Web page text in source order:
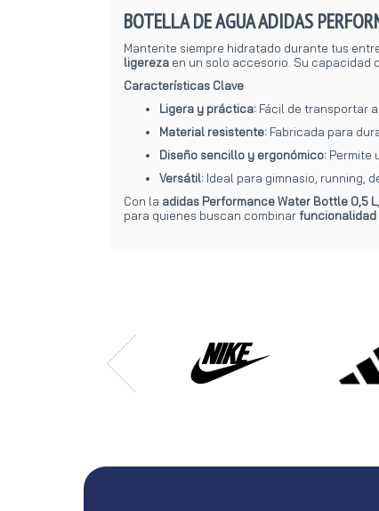
BOTELLA DE AGUA ADIDAS
Mantente siempre hidratado durante tus
ligereza en un solo accesorio. Su capacidad
Características Clave
Ligera y práctica: Fácil de transportar
Material resistente: Fabricada para
Diseño sencillo y ergonómico: Permite
Versátil: Ideal para gimnasio, running,
Con la adidas Performance Water Bottle 0,5 L
para quienes buscan combinar